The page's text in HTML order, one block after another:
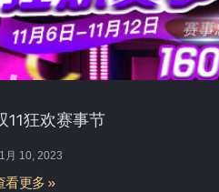
11狂欢赛事节
月 10, 2023
看更多 »